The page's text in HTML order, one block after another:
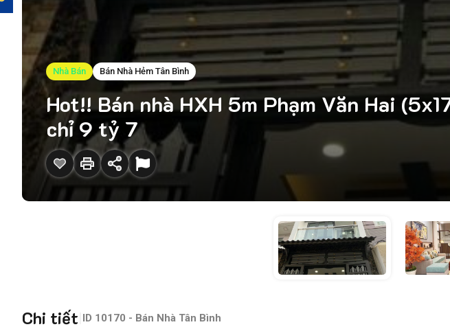
Nhà Bán Bán Nhà Hẻm Tân Bình
Hot!! Bán nhà HXH 5m Phạm Văn Hai
chỉ 9 tỷ 7
Chi tiết ID 10170 - Bán Nhà Tân Bình